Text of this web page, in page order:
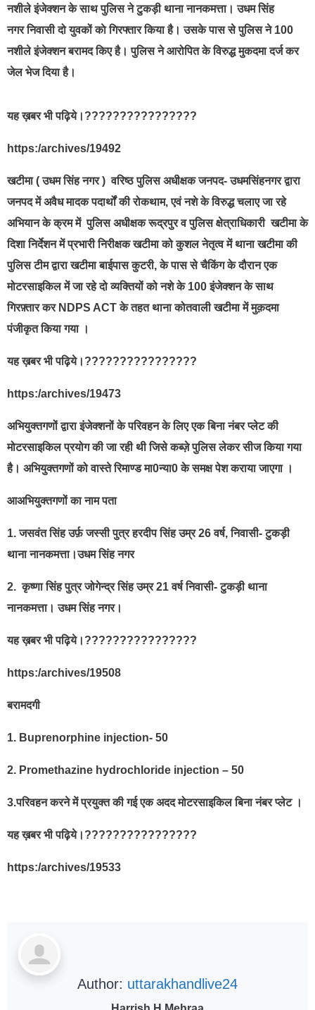
नशीले इंजेक्शन के साथ पुलिस ने टुकड़ी थाना नानकमत्ता। उधम सिंह
नगर निवासी दो युवकों काे गिरफ्तार किया है। उसके पास से पुलिस ने 100
नशीले इंजेक्शन बरामद किए है। पुलिस ने आरोपित के विरुद्ध मुकदमा दर्ज कर
जेल भेज दिया है।
यह ख़बर भी पढ़िये।????????????????
https:/archives/19492
खटीमा ( उधम सिंह नगर ) वरिष्ठ पुलिस अधीक्षक जनपद- उधमसिंहनगर द्वारा
जनपद में अवैध मादक पदार्थों की रोकथाम, एवं नशे के विरुद्ध चलाए जा रहे
अभियान के क्रम में पुलिस अधीक्षक रूद्रपुर व पुलिस क्षेत्राधिकारी खटीमा के
दिशा निर्देशन में प्रभारी निरीक्षक खटीमा को कुशल नेतृत्व में थाना खटीमा की
पुलिस टीम द्वारा खटीमा बाईपास कुटरी, के पास से चैकिंग के दौरान एक
मोटरसाइकिल में जा रहे दो व्यक्तियों को नशे के 100 इंजेक्शन के साथ
गिरफ़्तार कर NDPS ACT के तहत थाना कोतवाली खटीमा में मुक़दमा
पंजीकृत किया गया ।
यह ख़बर भी पढ़िये।????????????????
https:/archives/19473
अभियुक्तगणों द्वारा इंजेक्शनों के परिवहन के लिए एक बिना नंबर प्लेट की
मोटरसाइकिल प्रयोग की जा रही थी जिसे कब्ज़े पुलिस लेकर सीज किया गया
है। अभियुक्तगणों को वास्ते रिमाण्ड मा0न्या0 के समक्ष पेश कराया जाएगा ।
आअभियुक्तगणों का नाम पता
1. जसवंत सिंह उर्फ़ जस्सी पुत्र हरदीप सिंह उम्र 26 वर्ष, निवासी- टुकड़ी
थाना नानकमत्ता।उधम सिंह नगर
2. ⁠ कृष्णा सिंह पुत्र जोगेन्द्र सिंह उम्र 21 वर्ष निवासी- टुकड़ी थाना
नानकमत्ता। उधम सिंह नगर।
यह ख़बर भी पढ़िये।????????????????
https:/archives/19508
बरामदगी
1. Buprenorphine injection- 50
2. Promethazine hydrochloride injection – 50
3.परिवहन करने में प्रयुक्त की गई एक अदद मोटरसाइकिल बिना नंबर प्लेट ।
यह ख़बर भी पढ़िये।????????????????
https:/archives/19533
Author: uttarakhandlive24